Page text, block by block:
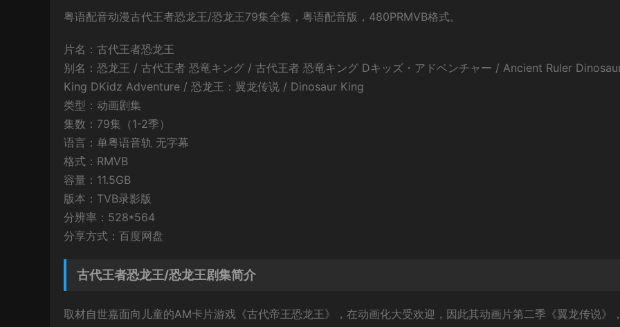
粤语配音动漫古代王者恐龙王/恐龙王79集全集，粤语配音版，480PRMVB格式。
片名：古代王者恐龙王
别名：恐龙王 / 古代王者 恐竜キング / 古代王者 恐竜キング Dキッズ・アドベンチャー / Ancient Ruler
King DKidz Adventure / 恐龙王：翼龙传说 / Dinosaur King
类型：动画剧集
集数：79集（1-2季）
语言：单粤语音轨 无字幕
格式：RMVB
容量：11.5GB
版本：TVB录影版
分辨率：528*564
分享方式：百度网盘
古代王者恐龙王/恐龙王剧集简介
取材自世嘉面向儿童的AM卡片游戏《古代帝王恐龙王》，在动画化大受欢迎，因此其动画片第二季《翼龙传说》